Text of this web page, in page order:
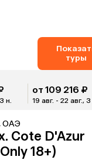
туры
н.
от 109 216 ₽
19 авг. - 22 авг., 3
ОАЭ
Cote D'Azur
18+)